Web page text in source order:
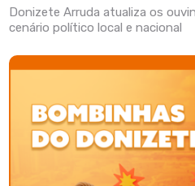
Donizete Arruda atualiza os
cenário político local e nacional